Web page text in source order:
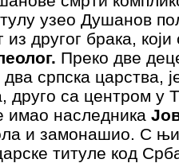
узео Душанов
из другог брака,
Преко две
српска царства,
друго са центром у
имао наследника
и замонашио. С
титуле код